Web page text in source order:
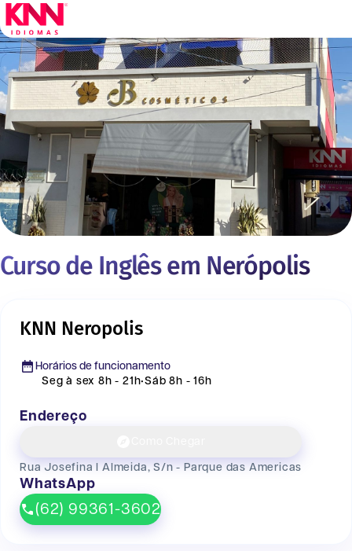
Curso de Inglês em Nerópolis
KNN Neropolis
Horários de funcionamento
Seg à sex 8h - 21h•Sáb 8h - 16h
Endereço
Rua Josefina l Almeida, S/n - Parque das Americas
WhatsApp
(62) 99361-3602